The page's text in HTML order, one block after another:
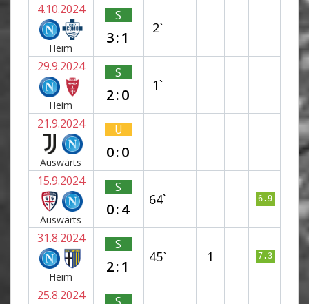
4.10.2024
Heim
S
3:1
2`
29.9.2024
Heim
S
2:0
1`
21.9.2024
Auswärts
U
0:0
15.9.2024
Auswärts
S
0:4
64` 6.9
31.8.2024
Heim
S
2:1
45` 1 7.3
25.8.2024